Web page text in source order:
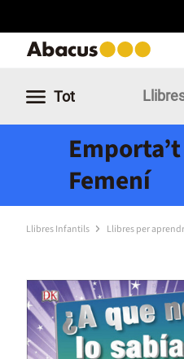
Tot
Femení
Llibres Infantils Llibres per